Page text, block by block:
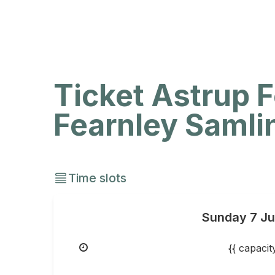
Ticket Astrup
Fearnley
Time slots
Sunday 7
{{